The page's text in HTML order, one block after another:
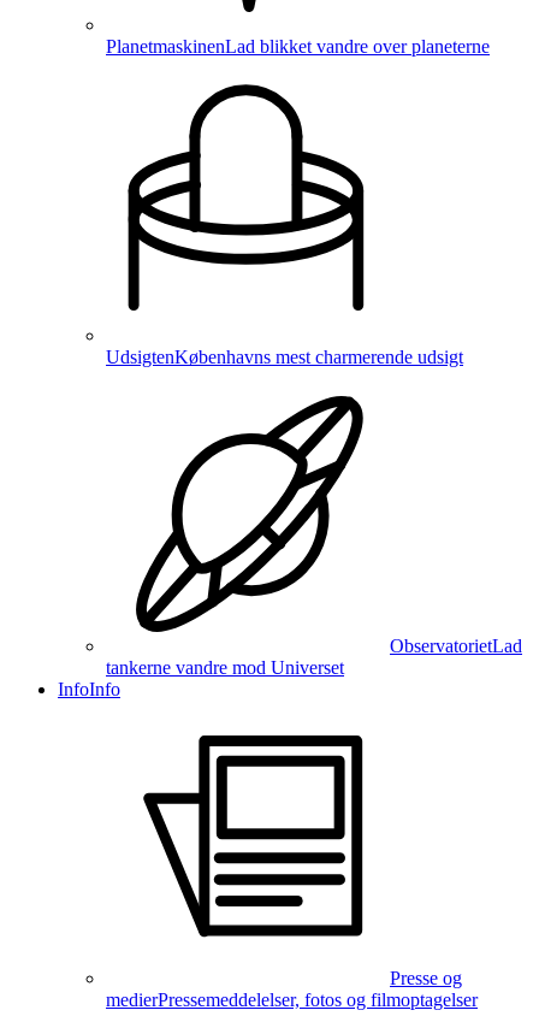
PlanetmaskinenLad blikket vandre over planeterne
UdsigtenKøbenhavns mest charmerende udsigt
ObservatorietLad
tankerne vandre mod Universet
InfoInfo
Presse og
medierPressemeddelelser, fotos og filmoptagelser